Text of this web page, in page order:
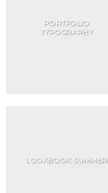
PORTFOLIO
TYPOGRAPHY
LOOKBOOK SUMMER